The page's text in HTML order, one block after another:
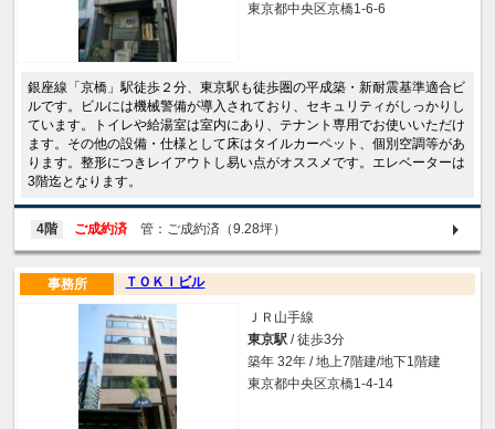
東京都中央区京橋1-6-6
銀座線「京橋」駅徒歩２分、東京駅も徒歩圏の平成築・新耐震基準適合ビ
ルです。ビルには機械警備が導入されており、セキュリティがしっかりし
ています。トイレや給湯室は室内にあり、テナント専用でお使いいただけ
ます。その他の設備・仕様として床はタイルカーペット、個別空調等があ
ります。整形につきレイアウトし易い点がオススメです。エレベーターは
3階迄となります。
4階 ご成約済 管：ご成約済（9.28坪）
ＴＯＫＩビル
事務所
ＪＲ山手線
東京駅 / 徒歩3分
築年 32年 / 地上7階建/地下1階建
東京都中央区京橋1-4-14